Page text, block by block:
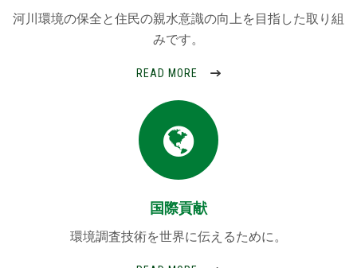
河川環境の保全と住民の親水意識の向上を目指した取り組
みです。
READ MORE
国際貢献
環境調査技術を世界に伝えるために。